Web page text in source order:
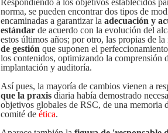
Respondiendo a los objetivos establecidos
norma, se pueden encontrar dos tipos de
encaminadas a garantizar la adecuación y
estándar de acuerdo con la evolución del
estos últimos años; por otro, las propias de la
de gestión que suponen el
los contenidos, optimizando la comprensión
implantación y auditoría.
Así pues, la mayoría de cambios vienen a
que la praxis diaria había demostrado
objetivos globales de RSC, de una memoria
comité de ética.